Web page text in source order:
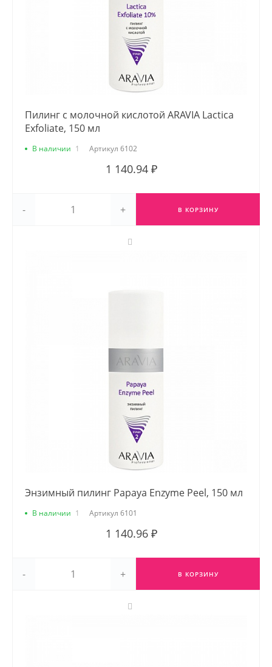
Пилинг с молочной кислотой ARAVIA Lactica
Exfoliate, 150 мл
В наличии 1 Артикул 6102
1 140.94 ₽
- + В КОРЗИНУ
Энзимный пилинг Papaya Enzyme Peel, 150 мл
В наличии 1 Артикул 6101
1 140.96 ₽
- + В КОРЗИНУ